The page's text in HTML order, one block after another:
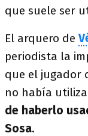
que suele ser
El arquero de
periodista la
que el jugador
no había
de haberlo
Sosa.